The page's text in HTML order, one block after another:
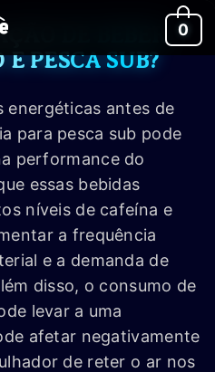
0
DE BEBER
E PESCA SUB?
energéticas antes de
para pesca sub pode
performance do
essas bebidas
níveis de cafeína e
a frequência
e a demanda de
disso, o consumo de
levar a uma
afetar negativamente
de reter o ar nos